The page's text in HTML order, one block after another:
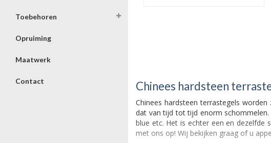
Toebehoren
Opruiming
Maatwerk
Contact Chinees hardsteen
Chinees hardsteen terrastegels
dat van tijd tot tijd enorm
blue etc. Het is echter een en
met ons op! Wij bekijken graag of u